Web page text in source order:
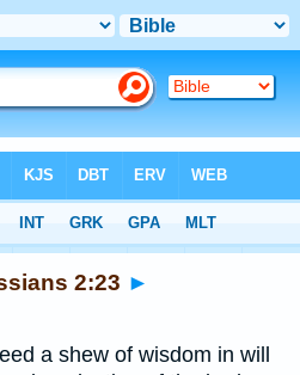
2:23 ►
a shew of wisdom in will